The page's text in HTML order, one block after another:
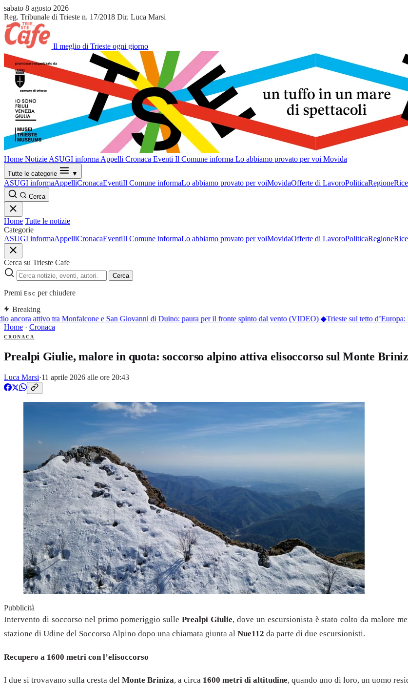
sabato 8 agosto 2026
Reg. Tribunale di Trieste n. 17/2018 Dir. Luca Marsi
Il meglio di Trieste ogni giorno
Home Notizie ASUGI informa Appelli Cronaca Eventi Il Comune informa Lo abbiamo provato per voi Movida
Tutte le categorie ▼
ASUGI informaAppelliCronacaEventiIl Comune informaLo abbiamo provato per voiMovidaOfferte di LavoroPoliticaRegione
Cerca
Home Tutte le notizie
Categorie
ASUGI informaAppelliCronacaEventiIl Comune informaLo abbiamo provato per voiMovidaOfferte di LavoroPoliticaRegione
Cerca su Trieste Cafe
Cerca
Premi Esc per chiudere
Breaking
ancora attivo tra Monfalcone e San Giovanni di Duino: paura per il fronte spinto dal vento (VIDEO)◆Trieste sul tetto d’Europa:
Home · Cronaca
CRONACA
Prealpi Giulie, malore in quota: soccorso alpino attiva elisoccorso sul Monte
Luca Marsi·11 aprile 2026 alle ore 20:43
Pubblicità
Intervento di soccorso nel primo pomeriggio sullePrealpi Giulie, dove un escursionista è stato colto da malore
stazione di Udine del Soccorso Alpino dopo una chiamata giunta al Nue112 da parte di due escursionisti.
Recupero a 1600 metri con l’elisoccorso
I due si trovavano sulla cresta del Monte Briniza, a circa 1600 metri di altitudine, quando uno di loro, un uomo